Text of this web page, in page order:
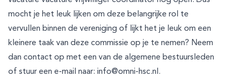
mocht je het leuk lijken om deze belangrijke rol te
vervullen binnen de vereniging of lijkt het je leuk om een
kleinere taak van deze commissie op je te nemen? Neem
dan contact op met een van de algemene bestuursleden
of stuur een e-mail naar: info@omni-hsc.nl .